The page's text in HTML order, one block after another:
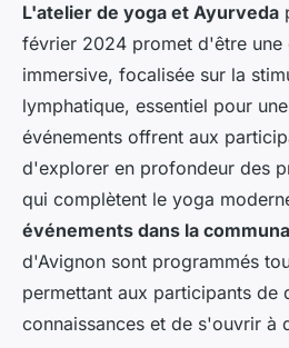
L'atelier de yoga et Ayurveda
février 2024 promet d'être une
immersive, focalisée sur la
lymphatique, essentiel pour
événements offrent aux
d'explorer en profondeur des
qui complètent le yoga
événements dans la
d'Avignon sont programmés
permettant aux participants de
connaissances et de s'ouvrir à